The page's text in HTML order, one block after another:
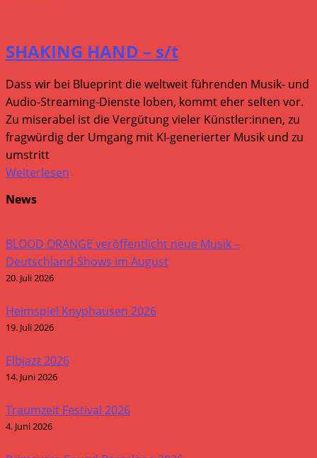
SHAKING HAND – s/t
Dass wir bei Blueprint die weltweit führenden Musik- und
Audio-Streaming-Dienste loben, kommt eher selten vor.
Zu miserabel ist die Vergütung vieler Künstler:innen, zu
fragwürdig der Umgang mit KI-generierter Musik und zu
umstritt
Weiterlesen
News
BLOOD ORANGE veröffentlicht neue Musik –
Deutschland-Shows im August
20. Juli 2026
Heimspiel Knyphausen 2026
19. Juli 2026
Elbjazz 2026
14. Juni 2026
Traumzeit Festival 2026
4. Juni 2026